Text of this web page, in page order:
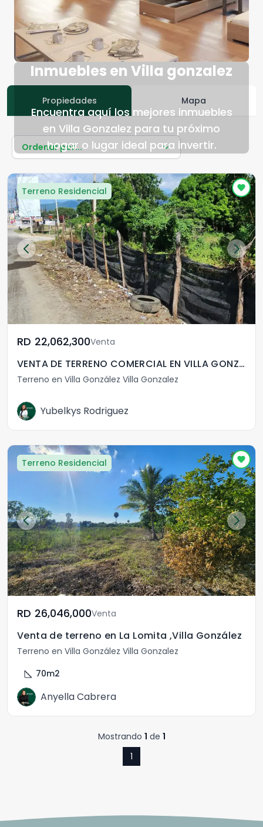
Inmuebles en Villa gonzalez
Encuentra aquí los mejores inmuebles
en Villa Gonzalez para tu próximo
hogar o lugar ideal para invertir.
Propiedades Mapa
Ordenar por...
Terreno Residencial
RD	22,062,300Venta
VENTA DE TERRENO COMERCIAL EN VILLA GONZALEZ
Terreno en Villa González Villa Gonzalez
Yubelkys Rodriguez
Terreno Residencial
RD	26,046,000Venta
Venta de terreno en La Lomita ,Villa González
Terreno en Villa González Villa Gonzalez
square_foot 70m2
Anyella Cabrera
Mostrando 1 de 1
1